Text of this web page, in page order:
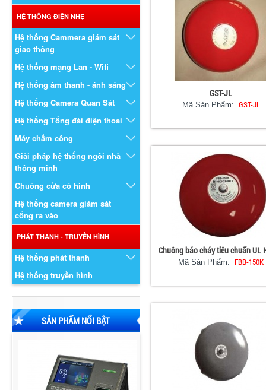
HỆ THỐNG ĐIỆN NHẸ
Hệ thống Cammera giám sát
giao thông
Hệ thống mạng Lan - Wifi
Hệ thống âm thanh - ánh sáng
Hệ thống Camera Quan Sát
Hệ thống Tổng đài điện thoai
Máy chấm công
Giải pháp hệ thống ngôi nhà
thông minh
Chuông cửa có hình
Hệ thống camera giám sát
cổng ra vào
PHÁT THANH - TRUYỀN HÌNH
Hệ thống phát thanh
Hệ thống truyền hình
SẢN PHẨM NỔI BẬT
GST-JL
Mã Sản Phẩm: GST-JL
Chuông báo cháy tiêu chuẩn UL
Mã Sản Phẩm: FBB-150K